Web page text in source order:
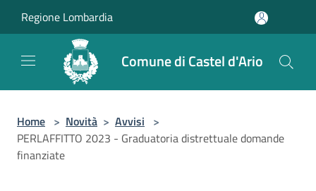
Regione Lombardia
Comune di Castel d'Ario
Home > Novità > Avvisi >
PERLAFFITTO 2023 - Graduatoria distrettuale domande
finanziate